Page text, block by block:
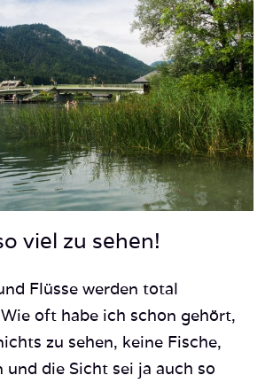
viel zu sehen!
Flüsse werden total
oft habe ich schon gehört,
zu sehen, keine Fische,
und die Sicht sei ja auch so